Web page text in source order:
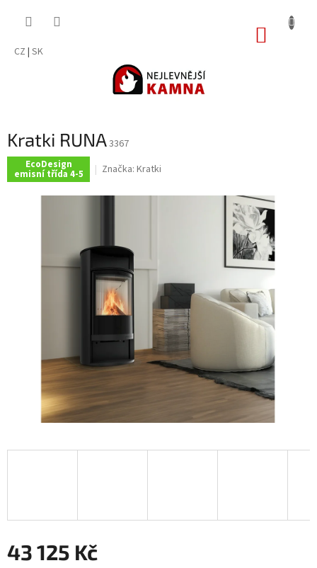
CZ | SK
Kratki RUNA3367
EcoDesign
emisní třída 4-5 Značka: Kratki
43 125 Kč